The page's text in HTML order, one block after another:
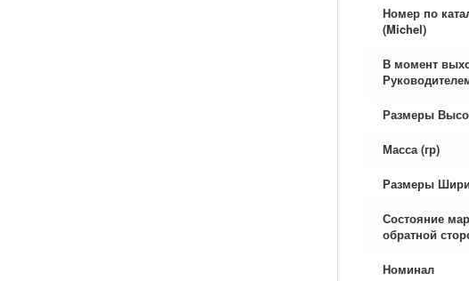
Номер по
(Michel)
В момент
Размеры
Масса (гр)
Размеры
Состояние
обратной
Номинал